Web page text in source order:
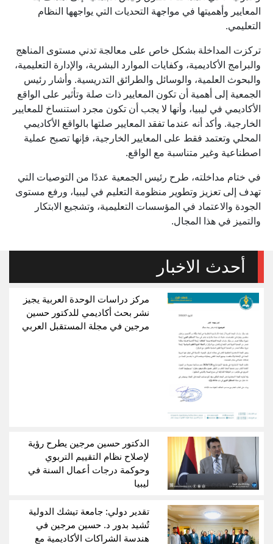
المعايير وأهميتها في مواجهة التحديات التي يواجهها النظام
التعليمي.
تركزت المداخلة بشكل خاص على معالجة تدني مستوى المناهج
والبرامج الأكاديمية، وكفايات الموارد البشرية، والإدارة التعليمية،
والبحوث العلمية، والوسائل والطرائق التدريسية. وأشار رئيس
الجمعية إلى أهمية أن تكون المعايير ذات صلة وتأثير على الواقع
الأكاديمي في ليبيا، وأنها لا يجب أن تكون مجرد استنساخ للمعايير
الخارجية. وأكد أنه عندما تفقد المعايير صلتها بالواقع الأكاديمي
المحلي وتعتمد فقط على المعايير الخارجية، فإنها تصبح عملية
اصطناعية وغير متناسبة مع الواقع.
في ختام مداخلته، طرح رئيس الجمعية عددًا من التوصيات التي
تهدف إلى تعزيز وتطوير منظومة التعليم في ليبيا، ورفع مستوى
الجودة والاعتماد في المؤسسات التعليمية، وتشجيع الابتكار
والتميز في هذا المجال.
أحدث الاخبار
مركز دراسات الوحدة العربية يجيز
نشر بحث أكاديمي للدكتور حسين
مرجين في مجلة المستقبل العربي
الدكتور حسين مرجين يطرح رؤية
لإصلاح نظام التقييم التربوي
وحوكمة درجات أعمال السنة في
ليبيا
تقدير دولي: جامعة تيشك الدولية
تُشيد بدور د. حسين مرجين في
هندسة الشراكات الأكاديمية مع